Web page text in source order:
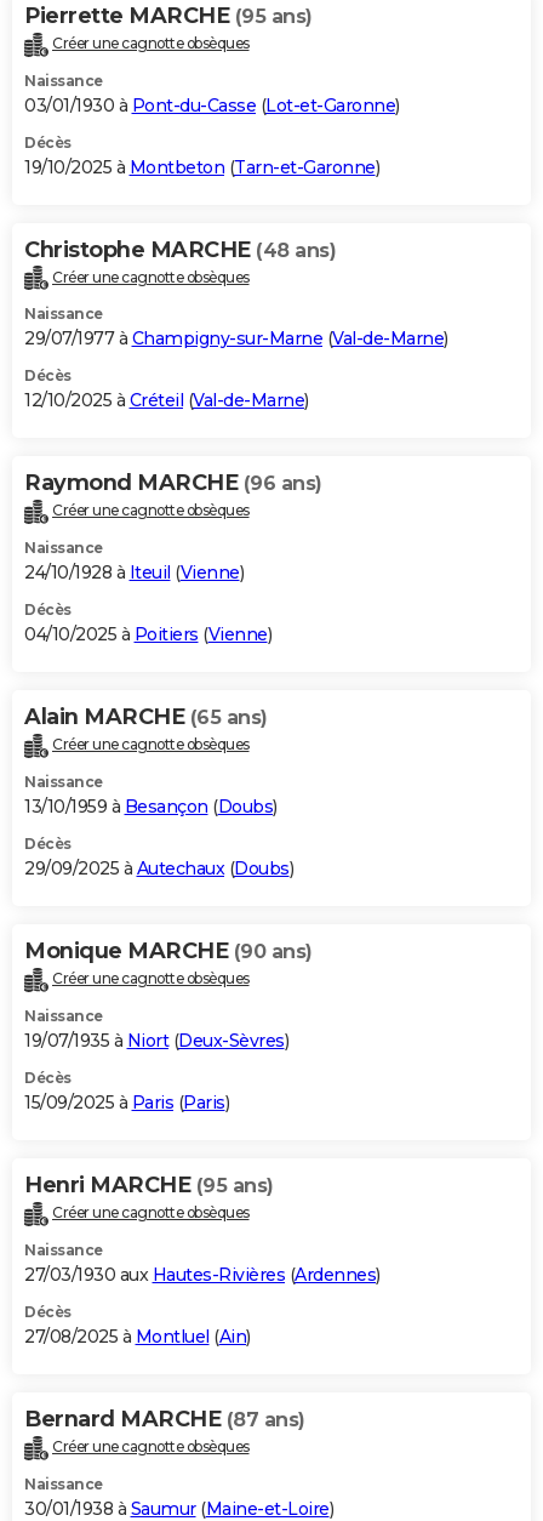
Pierrette MARCHE (95 ans)
Créer une cagnotte obsèques
Naissance
03/01/1930 à Pont-du-Casse (Lot-et-Garonne)
Décès
19/10/2025 à Montbeton (Tarn-et-Garonne)
Christophe MARCHE (48 ans)
Créer une cagnotte obsèques
Naissance
29/07/1977 à Champigny-sur-Marne (Val-de-Marne)
Décès
12/10/2025 à Créteil (Val-de-Marne)
Raymond MARCHE (96 ans)
Créer une cagnotte obsèques
Naissance
24/10/1928 à Iteuil (Vienne)
Décès
04/10/2025 à Poitiers (Vienne)
Alain MARCHE (65 ans)
Créer une cagnotte obsèques
Naissance
13/10/1959 à Besançon (Doubs)
Décès
29/09/2025 à Autechaux(Doubs)
Monique MARCHE (90 ans)
Créer une cagnotte obsèques
Naissance
19/07/1935 à Niort(Deux-Sèvres)
Décès
15/09/2025 à Paris (Paris)
Henri MARCHE (95 ans)
Créer une cagnotte obsèques
Naissance
27/03/1930 aux Hautes-Rivières (Ardennes)
Décès
27/08/2025 à Montluel (Ain)
Bernard MARCHE (87 ans)
Créer une cagnotte obsèques
Naissance
30/01/1938 à Saumur(Maine-et-Loire)